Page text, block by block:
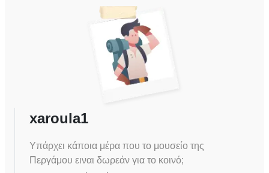
xaroula1
Υπάρχει κάποια μέρα που το μουσείο της
Περγάμου ειναι δωρεάν για το κοινό;